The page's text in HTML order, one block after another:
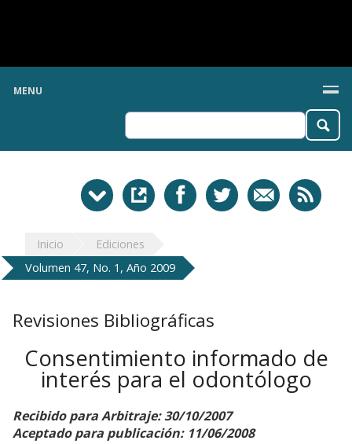
MENU
Inicio
Ediciones
Volumen 47, No. 1, Año 2009
Revisiones Bibliográficas
Consentimiento informado de
interés para el odontólogo
Recibido para Arbitraje: 30/10/2007
Aceptado para publicación: 11/06/2008